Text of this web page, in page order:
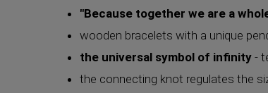
"Because together we are a
wooden bracelets with a unique
the universal symbol of infinity -
the connecting knot regulates the